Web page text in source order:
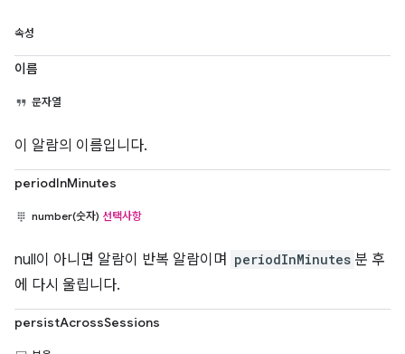
속성
이름
문자열
이 알람의 이름입니다.
periodInMinutes
number(숫자) 선택사항
null이 아니면 알람이 반복 알람이며 periodInMinutes 분 후
에 다시 울립니다.
persistAcrossSessions